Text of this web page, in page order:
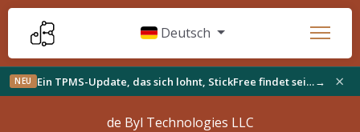
Deutsch
NEU Ein TPMS-Update, das sich lohnt, StickFree findet sein Publikum und Neues auf der Werkbank→ ×
Kontaktdaten
de Byl Technologies LLC